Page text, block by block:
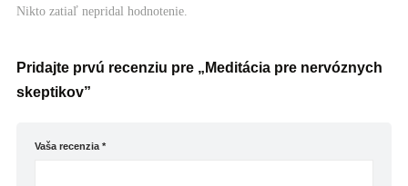
Nikto zatiaľ nepridal hodnotenie.
Pridajte prvú recenziu pre „Meditácia pre nervóznych
skeptikov”
Vaša recenzia*